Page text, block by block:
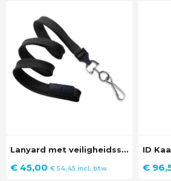
Lanyard met veiligheidssluiting, 10mm breed (100 stuks)
€ 45,00 € 54,45 incl. btw
ID
€